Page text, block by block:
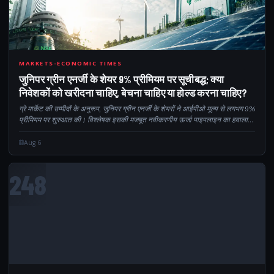
9MARKETS-ECONOMIC TIMES
जुनिपर ग्रीन एनर्जी के शेयर 9% प्रीमियम पर सूचीबद्ध; क्या
निवेशकों को खरीदना चाहिए, बेचना चाहिए या होल्ड करना चाहिए?
ग्रे मार्केट की उम्मीदों के अनुरूप, जुनिपर ग्रीन एनर्जी के शेयरों ने आईपीओ मूल्य से लगभग 9%
प्रीमियम पर शुरुआत की। विश्लेषक इसकी मजबूत नवीकरणीय ऊर्जा पाइपलाइन का हवाला
देते हुए लंबी अवधि के लिए स्टॉक रखने की सलाह देते हैं...
Aug 6
248